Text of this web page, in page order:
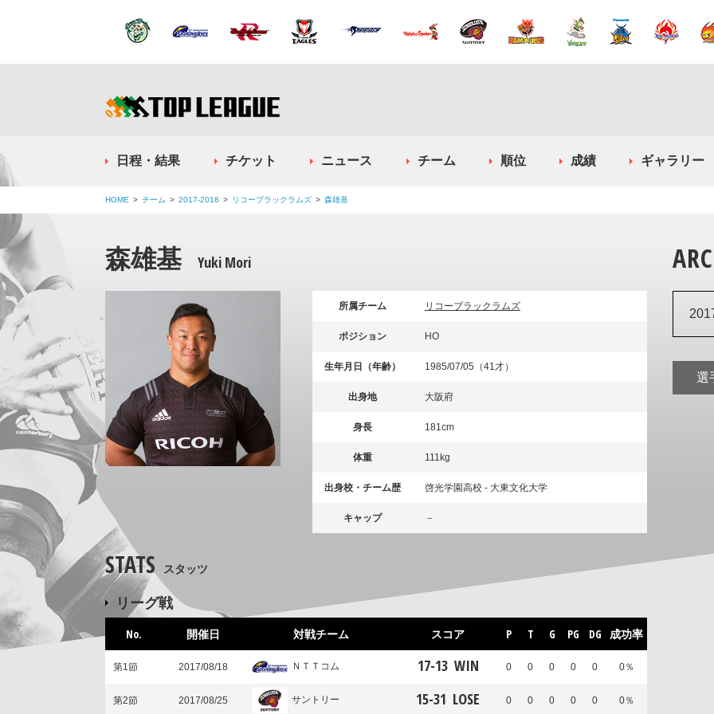
日程・結果 チケット ニュース チーム 順位 成績 ギャラリー
HOME チーム 2017-2018 リコーブラックラムズ 森雄基
森雄基 Yuki Mori
所属チーム リコーブラックラムズ
ポジション HO
生年月日（年齢） 1985/07/05（41才）
出身地 大阪府
身長 181cm
体重 111kg
出身校・チーム歴 啓光学園高校 - 大東文化大学
キャップ －
STATS スタッツ
リーグ戦
No. 開催日 対戦チーム スコア P T G PG DG 成功率
第1節 2017/08/18 ＮＴＴコム 17-13 WIN 0 0 0 0 0 0％
第2節 2017/08/25 サントリー 15-31 LOSE 0 0 0 0 0 0％
選